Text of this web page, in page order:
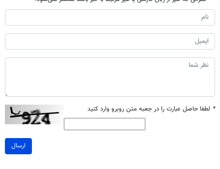
* لطفا حاصل عبارت را در جعبه متن روبرو وارد کنید
ارسال